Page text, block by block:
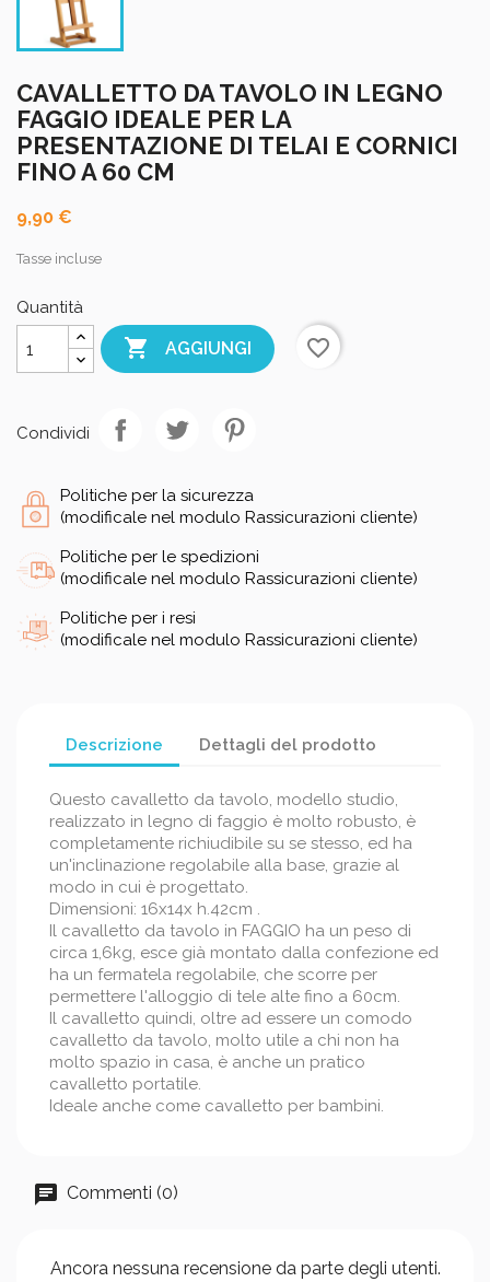
CAVALLETTO DA TAVOLO IN LEGNO
FAGGIO IDEALE PER LA
PRESENTAZIONE DI TELAI E CORNICI
FINO A 60 CM
9,90 €
Tasse incluse
Quantità
 AGGIUNGI favorite_border
Condividi
Politiche per la sicurezza
(modificale nel modulo Rassicurazioni cliente)
Politiche per le spedizioni
(modificale nel modulo Rassicurazioni cliente)
Politiche per i resi
(modificale nel modulo Rassicurazioni cliente)
Descrizione Dettagli del prodotto
Questo cavalletto da tavolo, modello studio,
realizzato in legno di faggio è molto robusto, è
completamente richiudibile su se stesso, ed ha
un'inclinazione regolabile alla base, grazie al
modo in cui è progettato.
Dimensioni: 16x14x h.42cm .
Il cavalletto da tavolo in FAGGIO ha un peso di
circa 1,6kg, esce già montato dalla confezione ed
ha un fermatela regolabile, che scorre per
permettere l'alloggio di tele alte fino a 60cm.
Il cavalletto quindi, oltre ad essere un comodo
cavalletto da tavolo, molto utile a chi non ha
molto spazio in casa, è anche un pratico
cavalletto portatile.
Ideale anche come cavalletto per bambini.
Commenti (0)
Ancora nessuna recensione da parte degli utenti.